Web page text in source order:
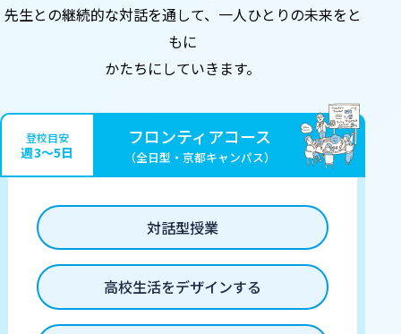
先生との継続的な対話を通して、 一人ひとりの未来をと
もに
かたちにしていきます。
登校目安
週3〜5日
フロンティアコース
（全日型・京都キャンパス）
対話型授業
高校生活をデザインする